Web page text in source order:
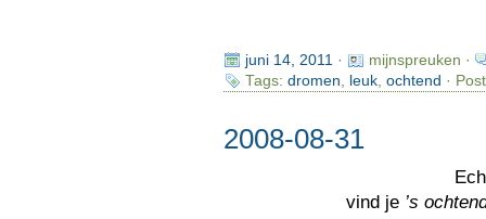
juni 14, 2011 ·
mijnspreuken ·
Tags: dromen leuk, ochtend ·
2008-08-31
vind je ’s